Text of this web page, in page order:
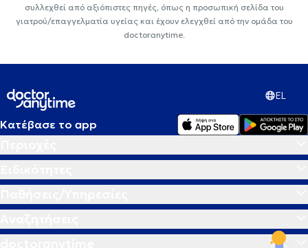
συλλεχθεί από αξιόπιστες πηγές, όπως η προσωπική σελίδα του
γιατρού/επαγγελματία υγείας και έχουν ελεγχθεί από την ομάδα του
doctoranytime.
EL
Κατέβασε το app